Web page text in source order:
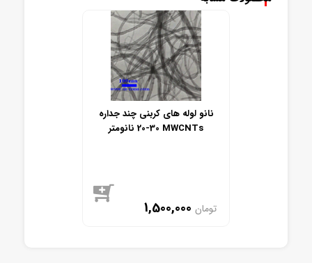
نانو لوله های کربنی چند جداره
30-20 نانومتر MWCNTs
1,500,000 تومان